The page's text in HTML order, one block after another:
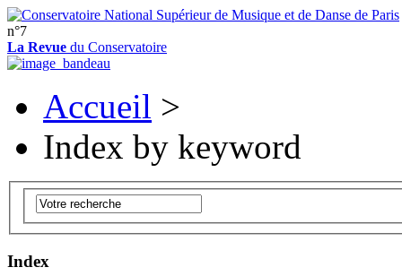
n°7
La Revue du Conservatoire
Accueil >
Index by keyword
Index